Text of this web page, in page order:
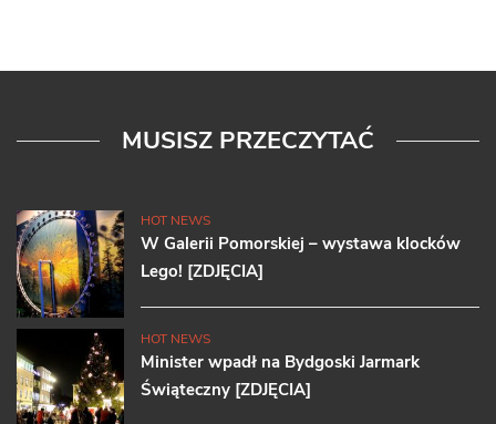
MUSISZ PRZECZYTAĆ
HOT NEWS
W Galerii Pomorskiej – wystawa klocków
Lego! [ZDJĘCIA]
HOT NEWS
Minister wpadł na Bydgoski Jarmark
Świąteczny [ZDJĘCIA]